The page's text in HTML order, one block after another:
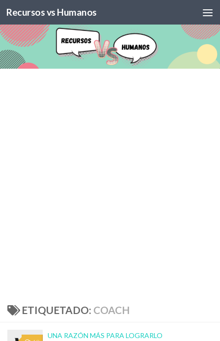
Skip to content
Recursos vs Humanos
ETIQUETADO: COACH
UNA RAZÓN MÁS PARA LOGRARLO